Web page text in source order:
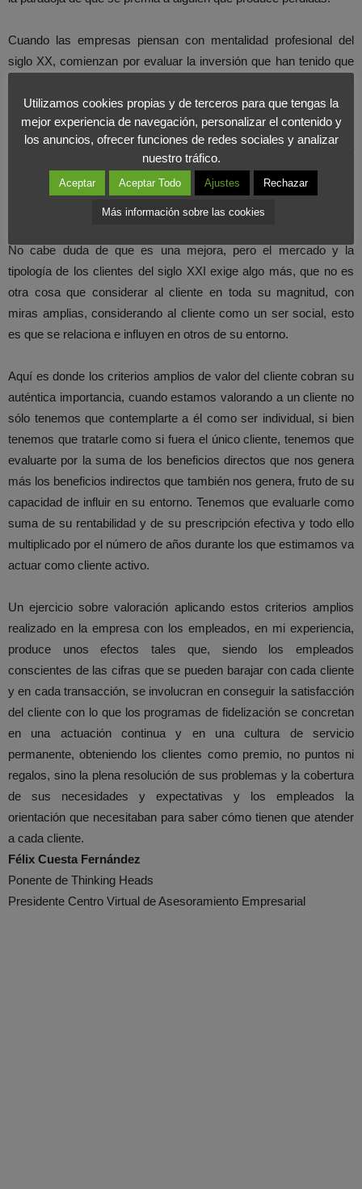
Cuando las empresas piensan con mentalidad profesional del
siglo XX, comienzan por evaluar la inversión que han tenido que
de adquisición de un cliente y luego preparan una cuenta de
resultados individual de ese cliente, teniendo en cuenta los
ingresos que genera y los costes en los que hay que incurrir para
conseguirle y satisfacer sus necesidades y a partir de aquí
preparan sus programas de Fidelización, premiando a los que
más beneficios individuales les producen.
No cabe duda de que es una mejora, pero el mercado y la
tipología de los clientes del siglo XXI exige algo más, que no es
otra cosa que considerar al cliente en toda su magnitud, con
miras amplias, considerando al cliente como un ser social, esto
es que se relaciona e influyen en otros de su entorno.
Aquí es donde los criterios amplios de valor del cliente cobran su
auténtica importancia, cuando estamos valorando a un cliente no
sólo tenemos que contemplarte a él como ser individual, si bien
tenemos que tratarle como si fuera el único cliente, tenemos que
evaluarte por la suma de los beneficios directos que nos genera
más los beneficios indirectos que también nos genera, fruto de su
capacidad de influir en su entorno. Tenemos que evaluarle como
suma de su rentabilidad y de su prescripción efectiva y todo ello
multiplicado por el número de años durante los que estimamos va
actuar como cliente activo.
Un ejercicio sobre valoración aplicando estos criterios amplios
realizado en la empresa con los empleados, en mi experiencia,
produce unos efectos tales que, siendo los empleados
conscientes de las cifras que se pueden barajar con cada cliente
y en cada transacción, se involucran en conseguir la satisfacción
del cliente con lo que los programas de fidelización se concretan
en una actuación continua y en una cultura de servicio
permanente, obteniendo los clientes como premio, no puntos ni
regalos, sino la plena resolución de sus problemas y la cobertura
de sus necesidades y expectativas y los empleados la
orientación que necesitaban para saber cómo tienen que atender
a cada cliente.
Félix Cuesta Fernández
Ponente de Thinking Heads
Presidente Centro Virtual de Asesoramiento Empresarial
Utilizamos cookies propias y de terceros para que tengas la
mejor experiencia de navegación, personalizar el contenido y
los anuncios, ofrecer funciones de redes sociales y analizar
nuestro tráfico.
Aceptar Aceptar Todo Ajustes Rechazar
Más información sobre las cookies